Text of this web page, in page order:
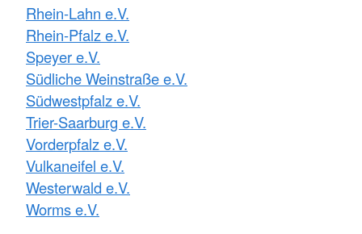
Rhein-Lahn e.V.
Rhein-Pfalz e.V.
Speyer e.V.
Südliche Weinstraße e.V.
Südwestpfalz e.V.
Trier-Saarburg e.V.
Vorderpfalz e.V.
Vulkaneifel e.V.
Westerwald e.V.
Worms e.V.